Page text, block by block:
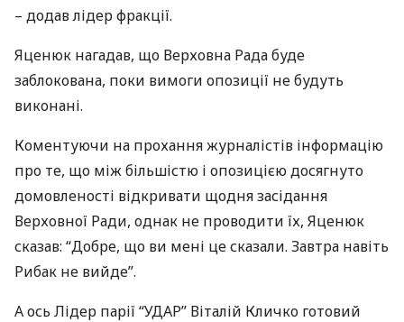
– додав лідер фракції.
Яценюк нагадав, що Верховна Рада буде
заблокована, поки вимоги опозиції не будуть
виконані.
Коментуючи на прохання журналістів інформацію
про те, що між більшістю і опозицією досягнуто
домовленості відкривати щодня засідання
Верховної Ради, однак не проводити їх, Яценюк
сказав: “Добре, що ви мені це сказали. Завтра навіть
Рибак не вийде”.
А ось Лідер парії “УДАР” Віталій Кличко готовий